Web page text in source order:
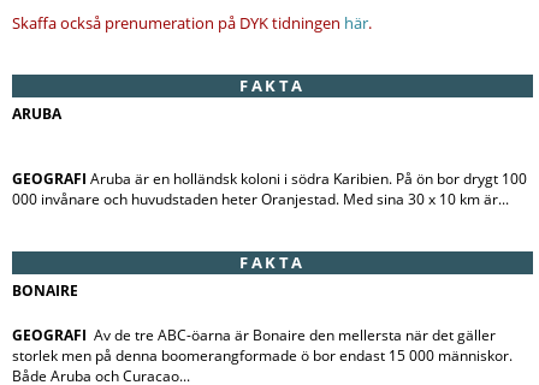
Skaffa också prenumeration på DYK tidningen här.
FAKTA
ARUBA
GEOGRAFI Aruba är en holländsk koloni i södra Karibien. På ön bor drygt 100
000 invånare och huvudstaden heter Oranjestad. Med sina 30 x 10 km är...
FAKTA
BONAIRE
GEOGRAFI Av de tre ABC-öarna är Bonaire den mellersta när det gäller
storlek men på denna boomerangformade ö bor endast 15 000 människor.
Både Aruba och Curacao...